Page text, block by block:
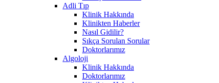
Adli Tıp
Klinik Hakkında
Klinikten Haberler
Nasıl Gidilir?
Sıkça Sorulan Sorular
Doktorlarımız
Algoloji
Klinik Hakkında
Doktorlarımız